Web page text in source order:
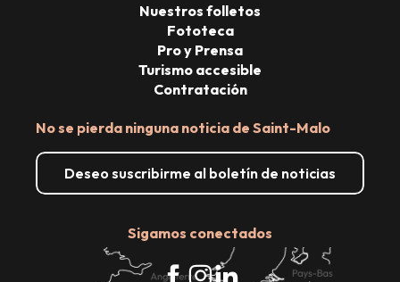
No se pierda ninguna noticia de Saint-Malo
Deseo suscribirme al boletín de noticias
Sigamos conectados
Nuestros folletos
Fototeca
Pro y Prensa
Turismo accesible
Contratación